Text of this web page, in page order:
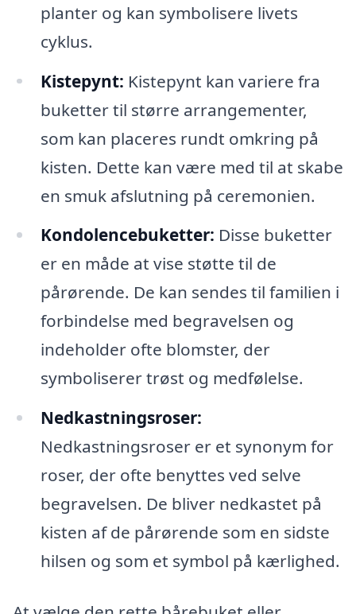
planter og kan symbolisere livets
cyklus.
Kistepynt: Kistepynt kan variere fra
buketter til større arrangementer,
som kan placeres rundt omkring på
kisten. Dette kan være med til at skabe
en smuk afslutning på ceremonien.
Kondolencebuketter: Disse buketter
er en måde at vise støtte til de
pårørende. De kan sendes til familien i
forbindelse med begravelsen og
indeholder ofte blomster, der
symboliserer trøst og medfølelse.
Nedkastningsroser:
Nedkastningsroser er et synonym for
roser, der ofte benyttes ved selve
begravelsen. De bliver nedkastet på
kisten af de pårørende som en sidste
hilsen og som et symbol på kærlighed.